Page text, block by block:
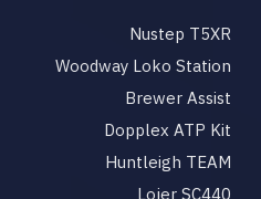
Nustep T5XR
Woodway Loko Station
Brewer Assist
Dopplex ATP Kit
Huntleigh TEAM
Lojer SC440